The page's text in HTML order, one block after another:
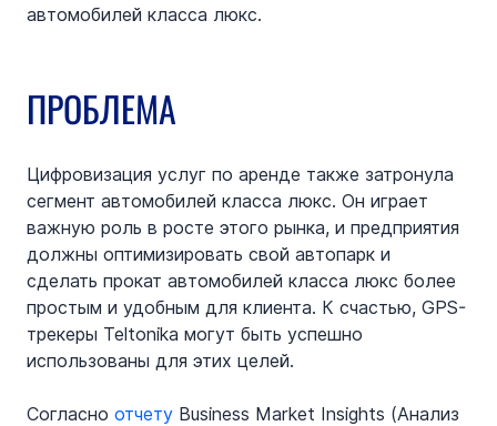
автомобилей класса люкс.
ПРОБЛЕМА
Цифровизация услуг по аренде также затронула
сегмент автомобилей класса люкс. Он играет
важную роль в росте этого рынка, и предприятия
должны оптимизировать свой автопарк и
сделать прокат автомобилей класса люкс более
простым и удобным для клиента. К счастью, GPS-
трекеры Teltonika могут быть успешно
использованы для этих целей.
Согласно отчету Business Market Insights (Анализ